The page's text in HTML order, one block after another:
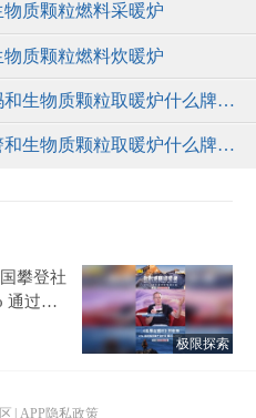
质颗粒燃料采暖炉
质颗粒燃料炊暖炉
扬州用生物颗粒取暖炉省钱吗和生物质颗粒取暖炉什么牌子的好
泰州生物颗粒取暖炉高温报警和生物质颗粒取暖炉什么牌子好
攀登社
通过极
野。#
极限探索
| APP隐私政策